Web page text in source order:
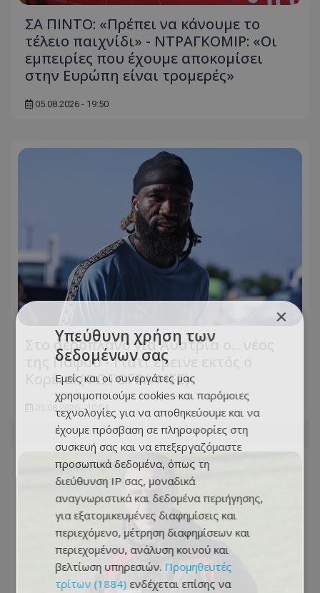
ΣΑ ΠΙΝΤΟ: «Πρέπει να κάνουμε το
τέλειο παιχνίδι» - ΝΤΡΑΓΚΟΜΙΡ: «Οι
εμπειρίες που έχουμε αποκομίσει
στην Ευρώπη είναι τρομερές»
05.08.2026 - 19:50
Στο αεροπλάνο για Αυστρία ο... νέος
της Πάφου - Γιατί έμεινε εκτός ο
Κορέια! (ΦΩΤΟΓΡΑΦΙΕΣ)
05.08.2026 - 10:04
×
Υπεύθυνη χρήση των
δεδομένων σας
Εμείς και οι συνεργάτες μας
χρησιμοποιούμε cookies και παρόμοιες
τεχνολογίες για να αποθηκεύουμε και να
έχουμε πρόσβαση σε πληροφορίες στη
συσκευή σας και να επεξεργαζόμαστε
προσωπικά δεδομένα, όπως τη
διεύθυνση IP σας, μοναδικά
αναγνωριστικά και δεδομένα περιήγησης,
για εξατομικευμένες διαφημίσεις και
περιεχόμενο, μέτρηση διαφημίσεων και
περιεχομένου, ανάλυση κοινού και
βελτίωση υπηρεσιών. Προμηθευτές
τρίτων (1884) ενδέχεται επίσης να